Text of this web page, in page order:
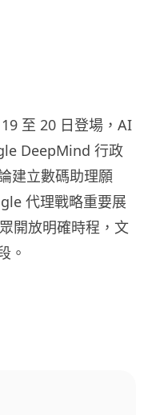
至 20 日登場，AI
DeepMind 行政
建立數碼助理願
代理戰略重要展
開放明確時程，文
。